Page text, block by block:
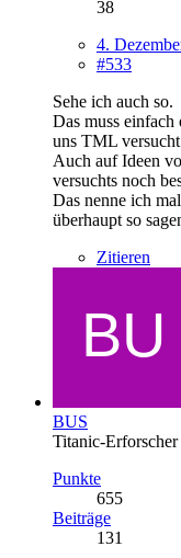
38
4.
#533
Sehe ich auch so.
Das muss
uns TML
Auch auf Ideen
versuchts noch
Das nenne ich
überhaupt so
Zitieren
BUS
Titanic-Erforscher
Punkte
655
Beiträge
131